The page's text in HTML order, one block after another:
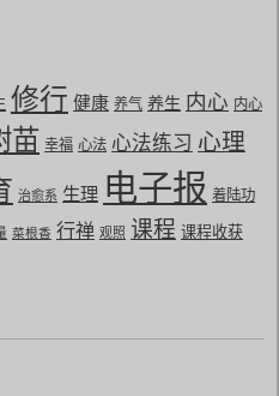
修行 健康 养气 养生 内心 内心
苗 幸福 心法 心法练习 心理
治愈系 生理 电子报 着陆功
菜根香 行禅 观照 课程 课程收获